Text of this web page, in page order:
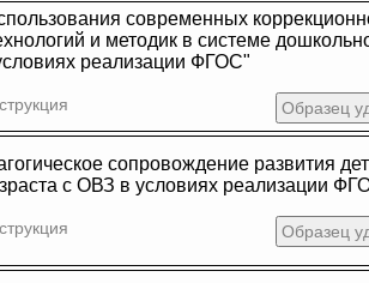
современных
и методик в системе
реализации ФГОС"
Образец
сопровождение развития
с ОВЗ в условиях реализации
Образец